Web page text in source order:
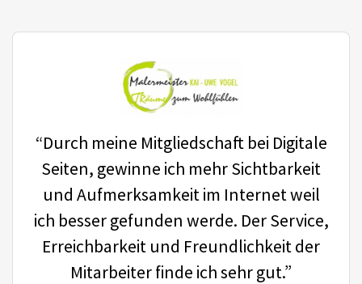
“Durch meine Mitgliedschaft bei Digitale
Seiten, gewinne ich mehr Sichtbarkeit
und Aufmerksamkeit im Internet weil
ich besser gefunden werde. Der Service,
Erreichbarkeit und Freundlichkeit der
Mitarbeiter finde ich sehr gut.”